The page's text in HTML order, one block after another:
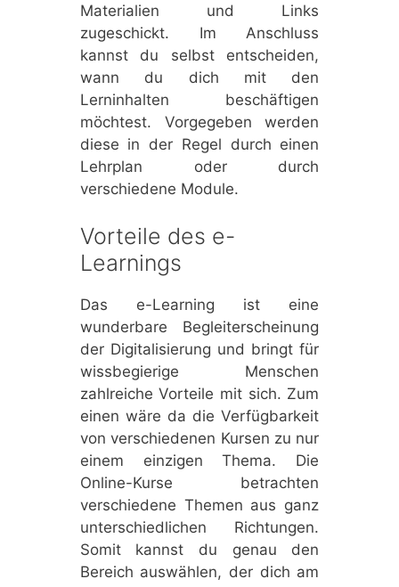
Materialien und Links
zugeschickt. Im Anschluss
kannst du selbst entscheiden,
wann du dich mit den
Lerninhalten beschäftigen
möchtest. Vorgegeben werden
diese in der Regel durch einen
Lehrplan oder durch
verschiedene Module.
Vorteile des e-
Learnings
Das e-Learning ist eine
wunderbare Begleiterscheinung
der Digitalisierung und bringt für
wissbegierige Menschen
zahlreiche Vorteile mit sich. Zum
einen wäre da die Verfügbarkeit
von verschiedenen Kursen zu nur
einem einzigen Thema. Die
Online-Kurse betrachten
verschiedene Themen aus ganz
unterschiedlichen Richtungen.
Somit kannst du genau den
Bereich auswählen, der dich am